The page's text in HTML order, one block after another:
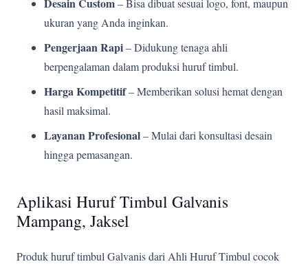
– Bisa dibuat sesuai logo, font, maupun
ukuran yang Anda inginkan.
Pengerjaan Rapi– Didukung tenaga ahli
berpengalaman dalam produksi huruf timbul.
Harga Kompetitif– Memberikan solusi hemat dengan
hasil maksimal.
Layanan Profesional– Mulai dari konsultasi desain
hingga pemasangan.
Aplikasi Huruf Timbul Galvanis
Mampang, Jaksel
Produk huruf timbul Galvanis dari Ahli Huruf Timbul cocok